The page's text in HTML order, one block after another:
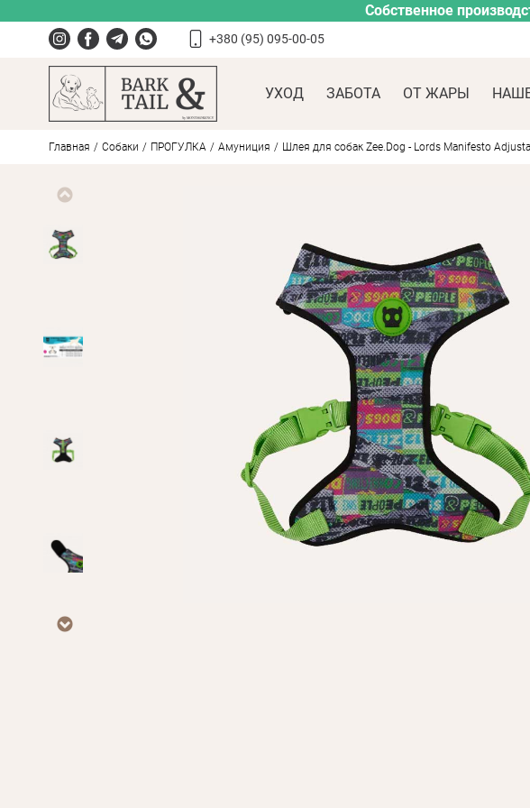
Собственное
+380 (95) 095-00-05
УХОД ЗАБОТА ОТ ЖАРЫ
Главная Собаки ПРОГУЛКА Амуниция Шлея для собак Zee.Dog - Lords Manifesto